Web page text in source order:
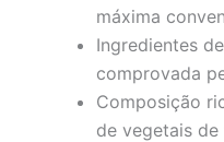
máxima
Ingredientes
comprovada
Composição
de vegetais de